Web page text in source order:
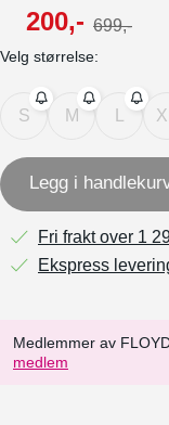
200,- 699,-
Velg størrelse:
S M XL
Legg i
Fri frakt over 1
Ekspress
Medlemmer av
medlem